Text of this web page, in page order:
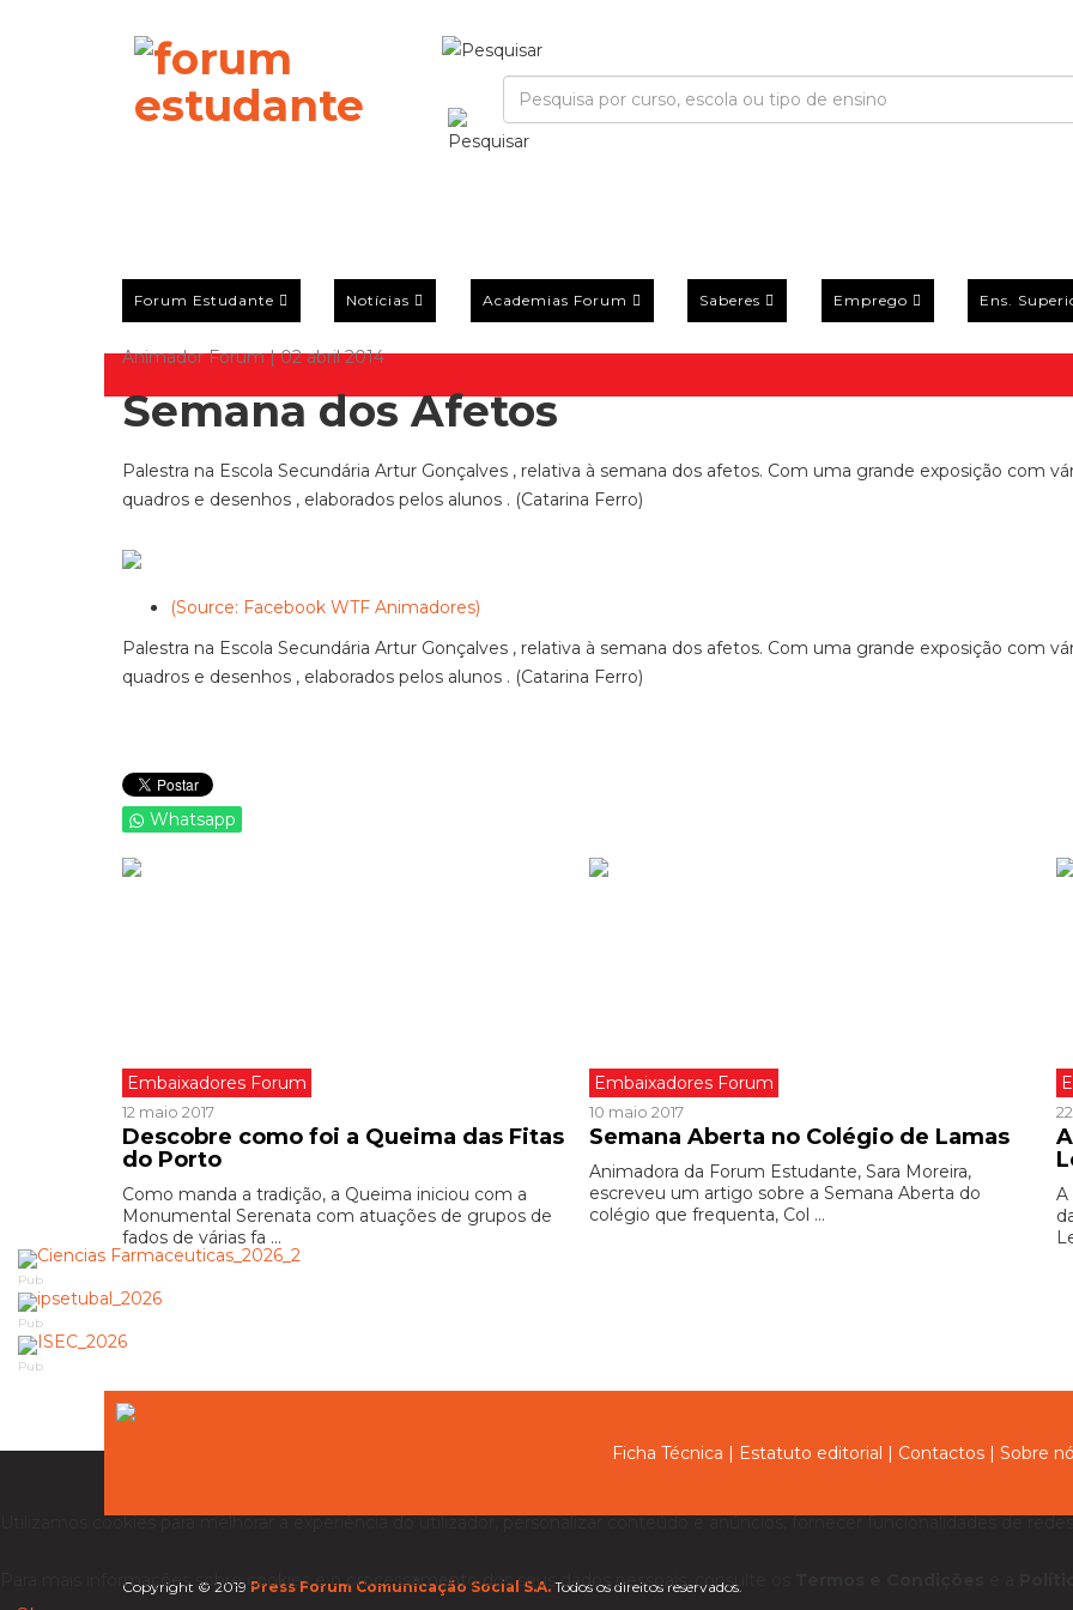
Forum Estudante Notícias Academias Forum Saberes Emprego Ens.
Animador Forum | 02 abril 2014
Semana dos Afetos
Palestra na Escola Secundária Artur Gonçalves , relativa à semana dos afetos. Com uma grande exposição com
quadros e desenhos , elaborados pelos alunos . (Catarina Ferro)
(Source: Facebook WTF Animadores)
Palestra na Escola Secundária Artur Gonçalves , relativa à semana dos afetos. Com uma grande exposição com
quadros e desenhos , elaborados pelos alunos . (Catarina Ferro)
Whatsapp
Embaixadores Forum
12 maio 2017
Descobre como foi a Queima das Fitas
do Porto
Como manda a tradição, a Queima iniciou com a
Monumental Serenata com atuações de grupos de
fados de várias fa ...
Embaixadores Forum
10 maio 2017
Semana Aberta no Colégio de Lamas
Animadora da Forum Estudante, Sara Moreira,
escreveu um artigo sobre a Semana Aberta do
colégio que frequenta, Col ...
A
Pub
Pub
Pub
Ficha Técnica | Estatuto editorial | Contactos | Sobre
Copyright © 2019 Press Forum Comunicação Social S.A. Todos os direitos reservados.
Utilizamos cookies para melhorar a experiência do utilizador, personalizar conteúdo e anúncios, fornecer funcionalidades de
Para mais informações sobre cookies e o processamento dos seus dados pessoais, consulte os